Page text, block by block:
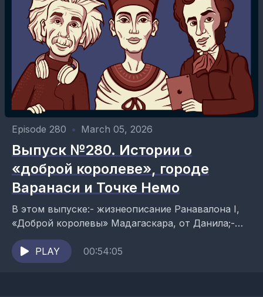
Episode 280 • March 05, 2026
Выпуск №280. Истории о
«доброй королеве», городе
Варанаси и Точке Немо
В этом выпуске:- жизнеописание Ранавалона I,
«Доброй королевы» Мадагаскара, от Данила;-
история Юли о индийском городе Варанаси;-
перечисление «полюсов недоступности» от
Александра и рассказ...
PLAY 00:54:05